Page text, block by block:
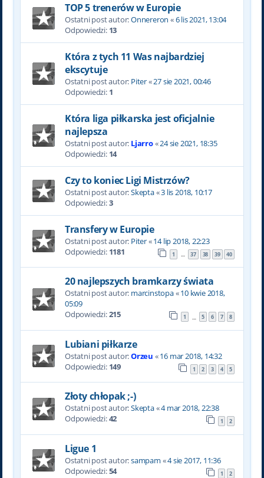
TOP 5 trenerów w Europie
Ostatni post autor:Onnereron «6 lis 2021, 13:04
Odpowiedzi: 13
Która z tych 11 Was najbardziej
ekscytuje
Ostatni post autor: Piter«27 sie 2021, 00:46
Odpowiedzi: 1
Która liga piłkarska jest oficjalnie
najlepsza
Ostatni post autor: Ljarro«24 sie 2021, 18:35
Odpowiedzi: 14
Czy to koniec Ligi Mistrzów?
Ostatni post autor:Skepta«3 lis 2018, 10:17
Odpowiedzi:3
Transfery w Europie
Ostatni post autor: Piter«14 lip 2018, 22:23
Odpowiedzi: 1181 1 … 37 38 39 40
20 najlepszych bramkarzy świata
Ostatni post autor: marcinstopa«10 kwie 2018,
05:09
Odpowiedzi:215 1 … 5 6 7 8
Lubiani piłkarze
Ostatni post autor:Orzeu «16 mar 2018, 14:32
Odpowiedzi: 149 1 2 3 4 5
Złoty chłopak ;-)
Ostatni post autor:Skepta«4 mar 2018, 22:38
Odpowiedzi:42 1 2
Ligue 1
Ostatni post autor:sampam «4 sie 2017, 11:36
Odpowiedzi:54 1 2